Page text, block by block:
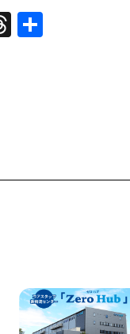
T
h